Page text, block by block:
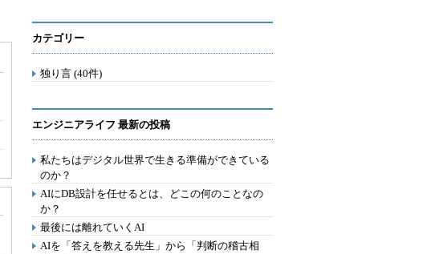
カテゴリー
独り言 (40件)
エンジニアライフ 最新の投稿
私たちはデジタル世界で生きる準備ができている
のか？
AIにDB設計を任せるとは、どこの何のことなの
か？
最後には離れていくAI
AIを「答えを教える先生」から「判断の稽古相